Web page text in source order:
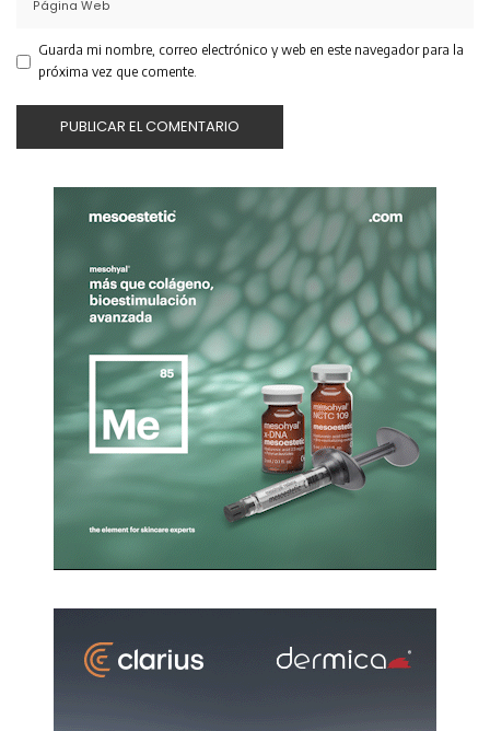
Guarda mi nombre, correo electrónico y web en este navegador para la
próxima vez que comente.